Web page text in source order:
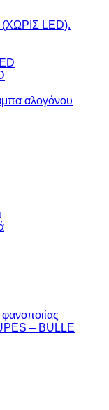
LED).
αλογόνου
– BULLE